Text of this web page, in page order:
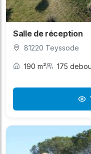
Salle de réception
81220 Teyssode
190 m² 175